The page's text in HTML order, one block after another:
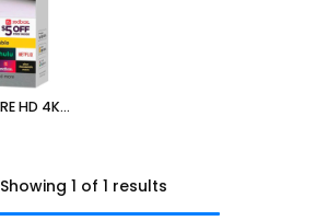
TVBOX ROKU PREMIERE HD 4K HDR 3920RW-SW STREAMING HDMI WIFI 11M DE GARANTIA
Showing 1 of 1 results